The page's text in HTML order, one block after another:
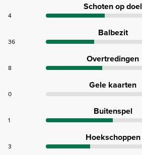
Schoten op doel
4
Balbezit
36
Overtredingen
8
Gele kaarten
0
Buitenspel
1
Hoekschoppen
3